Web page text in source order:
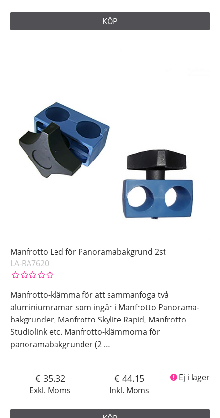
KÖP
Manfrotto Led för Panoramabakgrund 2st
LA-RA7620
Manfrotto-klämma för att sammanfoga två
aluminiumramar som ingår i Manfrotto Panorama-
bakgrunder, Manfrotto Skylite Rapid, Manfrotto
Studiolink etc. Manfrotto-klämmorna för
panoramabakgrunder (2 …
Exkl. Moms
35.32
Inkl. Moms
44.15 Ej i lager